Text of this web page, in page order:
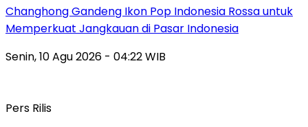
Changhong Gandeng Ikon Pop Indonesia Rossa untuk
Memperkuat Jangkauan di Pasar Indonesia
Senin, 10 Agu 2026 - 04:22 WIB
Pers Rilis